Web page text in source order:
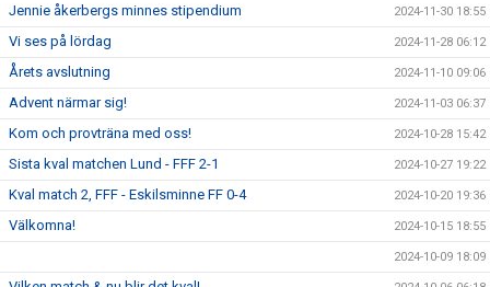
Jennie åkerbergs minnes stipendium 2024-11-30 18:55
Vi ses på lördag 2024-11-28 06:12
Årets avslutning 2024-11-10 09:06
Advent närmar sig! 2024-11-03 06:37
Kom och provträna med oss! 2024-10-28 15:42
Sista kval matchen Lund - FFF 2-1 2024-10-27 19:22
Kval match 2, FFF - Eskilsminne FF 0-4 2024-10-20 19:36
Välkomna! 2024-10-15 18:55
2024-10-09 18:09